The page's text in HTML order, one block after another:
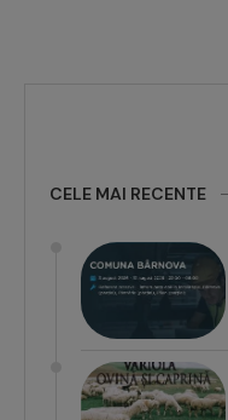
CELE MAI RECENTE